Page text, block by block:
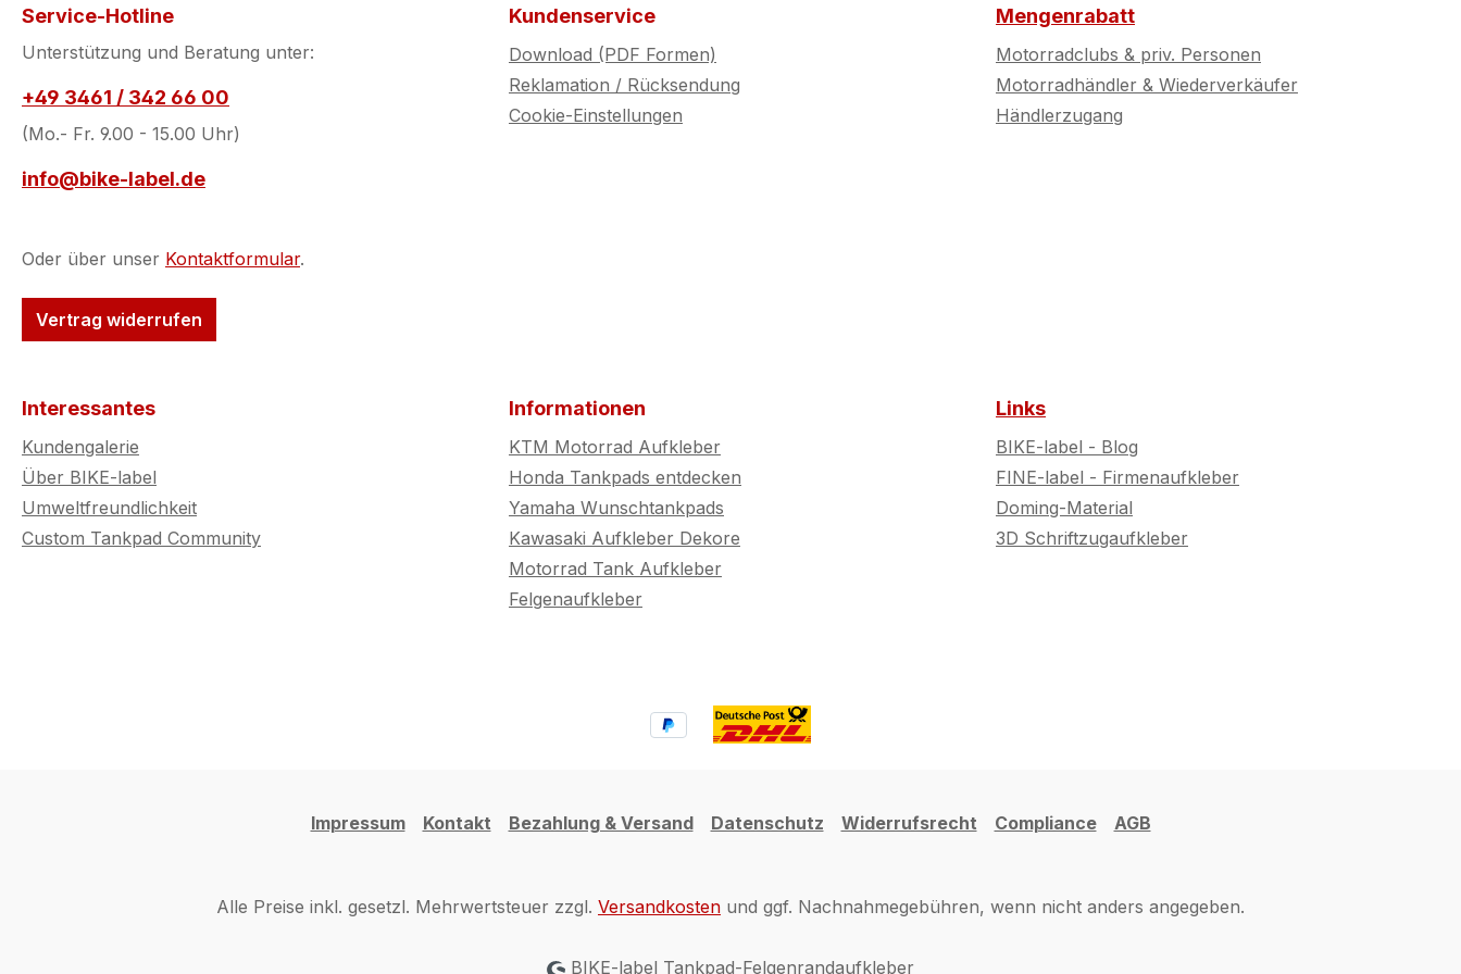
gesetzlichen Regelungen
gesetzlichen Regelungen
gesetzlichen Regelungen
Service-Hotline
Unterstützung und Beratung unter:
+49 3461 / 342 66 00
(Mo.- Fr. 9.00 - 15.00 Uhr)
info@bike-label.de
Oder über unser Kontaktformular.
Vertrag widerrufen
Kundenservice
Download (PDF Formen)
Reklamation / Rücksendung
Cookie-Einstellungen
Mengenrabatt
Motorradclubs & priv. Personen
Motorradhändler & Wiederverkäufer
Händlerzugang
Interessantes
Kundengalerie
Über BIKE-label
Umweltfreundlichkeit
Custom Tankpad Community
Informationen
KTM Motorrad Aufkleber
Honda Tankpads entdecken
Yamaha Wunschtankpads
Kawasaki Aufkleber Dekore
Motorrad Tank Aufkleber
Felgenaufkleber
Links
BIKE-label - Blog
FINE-label - Firmenaufkleber
Doming-Material
3D Schriftzugaufkleber
Impressum Kontakt Bezahlung & Versand Datenschutz Widerrufsrecht Compliance AGB
Alle Preise inkl. gesetzl. Mehrwertsteuer zzgl. Versandkosten und ggf. Nachnahmegebühren, wenn nicht anders angegeben.
BIKE-label Tankpad-Felgenrandaufkleber